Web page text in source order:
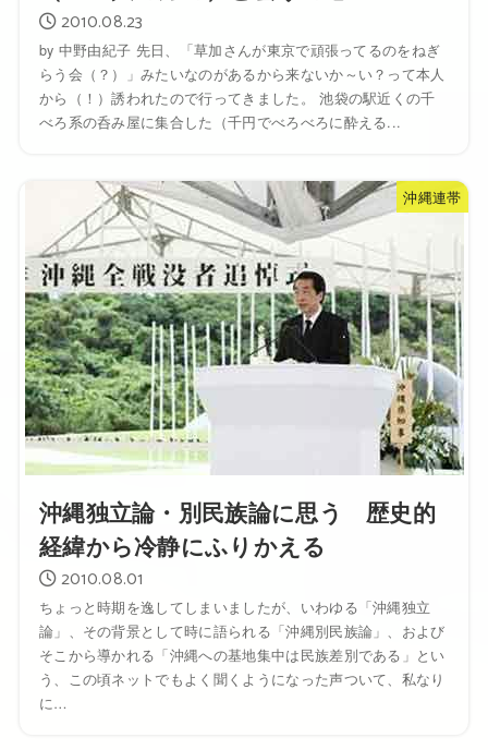
2010.08.23
by 中野由紀子 先日、「草加さんが東京で頑張ってるのをねぎ
らう会（？）」みたいなのがあるから来ないか～い？って本人
から（！）誘われたので行ってきました。 池袋の駅近くの千
べろ系の呑み屋に集合した（千円でべろべろに酔える...
沖縄連帯
沖縄独立論・別民族論に思う 歴史的
経緯から冷静にふりかえる
2010.08.01
ちょっと時期を逸してしまいましたが、いわゆる「沖縄独立
論」、その背景として時に語られる「沖縄別民族論」、および
そこから導かれる「沖縄への基地集中は民族差別である」とい
う、この頃ネットでもよく聞くようになった声ついて、私なり
に…